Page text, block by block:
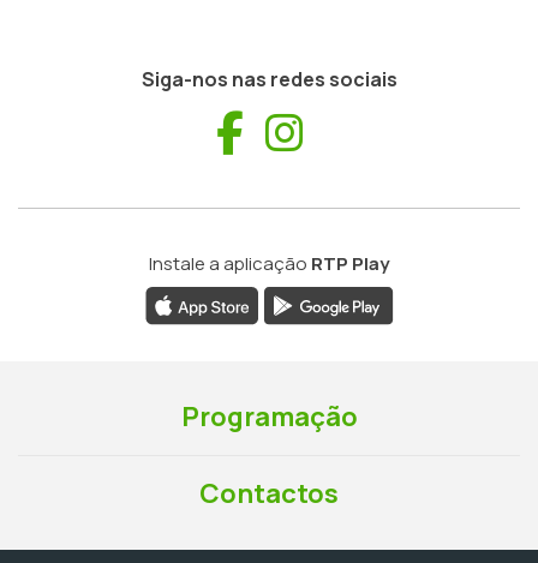
Siga-nos nas redes sociais
Facebook
Instale a aplicação RTP Play
Programação
Contactos